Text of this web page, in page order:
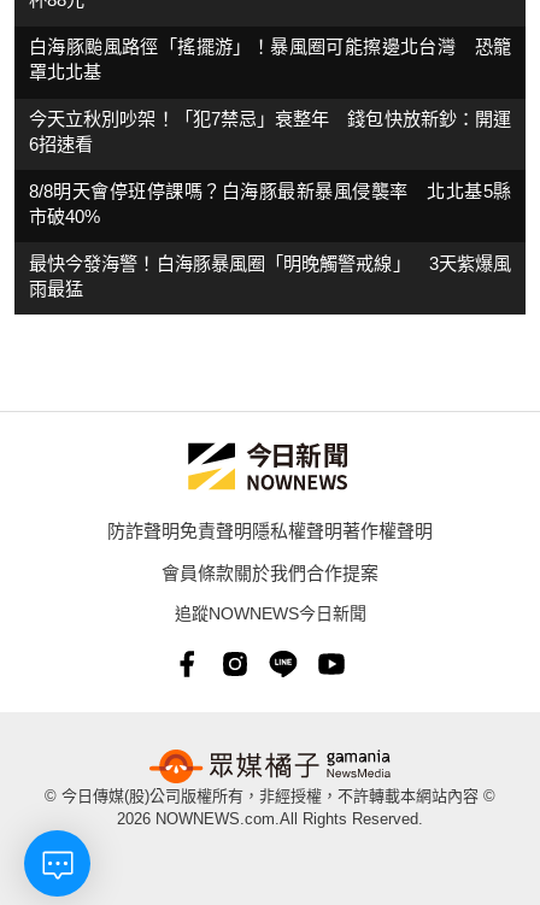
白海豚颱風路徑「搖擺游」！暴風圈可能擦邊北台灣 恐籠
罩北北基
今天立秋別吵架！「犯7禁忌」衰整年 錢包快放新鈔：開運
6招速看
8/8明天會停班停課嗎？白海豚最新暴風侵襲率 北北基5縣
市破40%
最快今發海警！白海豚暴風圈「明晚觸警戒線」 3天紫爆風
雨最猛
防詐聲明免責聲明隱私權聲明著作權聲明
會員條款關於我們合作提案
追蹤NOWNEWS今日新聞
© 今日傳媒(股)公司版權所有，非經授權，不許轉載本網站內容 ©
2026 NOWNEWS.com.All Rights Reserved.